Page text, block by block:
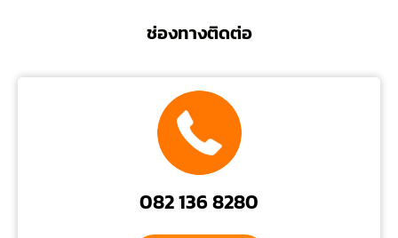
ช่องทางติดต่อ
082 136 8280